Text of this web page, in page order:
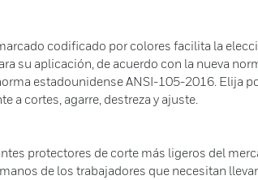
codificado por colores facilita la
su aplicación, de acuerdo con la nueva
estadounidense ANSI-105-2016. Elija
a cortes, agarre, destreza y ajuste.
protectores de corte más ligeros del
de los trabajadores que necesitan